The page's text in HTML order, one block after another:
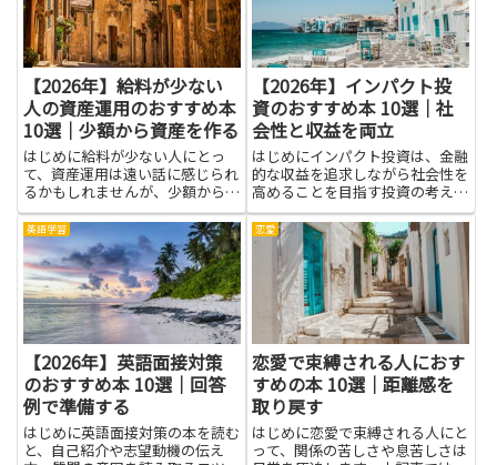
断、学習の仕組みを具体的に想
像...
【2026年】給料が少ない
人の資産運用のおすすめ本
10選｜少額から資産を作る
はじめに給料が少ない人にとっ
て、資産運用は遠い話に感じられ
るかもしれませんが、少額から資
産を作る考え方を学べば手の届く
ものになります。本を読むこと
で、リスクとリターンの基本、分
散の重要性、複利の力といった土
台知識が身につき、日々の支出や
貯蓄...
【2026年】インパクト投
資のおすすめ本 10選｜社
会性と収益を両立
はじめにインパクト投資は、金融
的な収益を追求しながら社会性を
高めることを目指す投資の考え方
です。社会課題に資金を配分する
ことで、地域や環境、人々の生活
に良い変化を促しつつ、資産形成
の選択肢を増やすことができま
す。本で基礎知識や評価指標、実
英語学習
【2026年】英語面接対策
のおすすめ本 10選｜回答
例で準備する
はじめに英語面接対策の本を読む
と、自己紹介や志望動機の伝え
恋愛
恋愛で束縛される人におす
すめの本 10選｜距離感を
取り戻す
はじめに恋愛で束縛される人にと
って、関係の苦しさや息苦しさは